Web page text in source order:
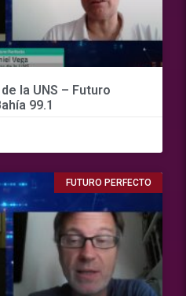
la UNS – Futuro
99.1
FUTURO PERFECTO